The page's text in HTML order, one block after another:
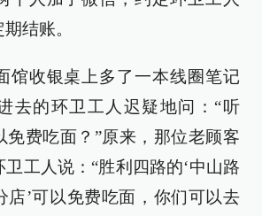
结账。
馆收银桌上多了一本线圈笔记
去的环卫工人迟疑地问：“听
费吃面？”原来，那位老顾客
工人说：“胜利四路的‘中山路
店’可以免费吃面，你们可以去